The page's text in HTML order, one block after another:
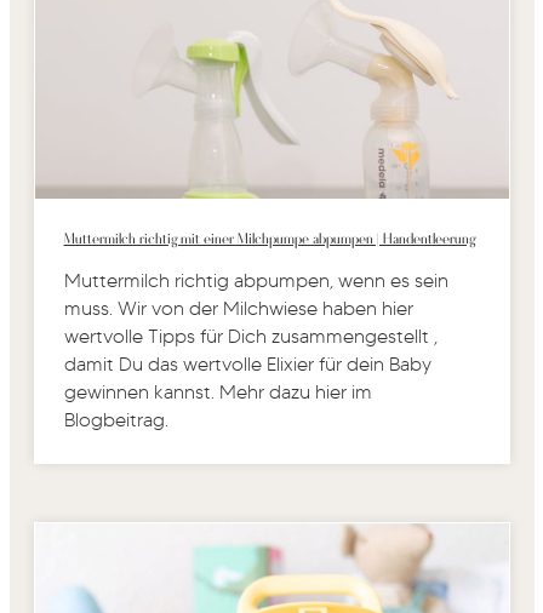
Muttermilch richtig mit einer Milchpumpe abpumpen | Handentleerung
Muttermilch richtig abpumpen, wenn es sein
muss. Wir von der Milchwiese haben hier
wertvolle Tipps für Dich zusammengestellt ,
damit Du das wertvolle Elixier für dein Baby
gewinnen kannst. Mehr dazu hier im
Blogbeitrag.